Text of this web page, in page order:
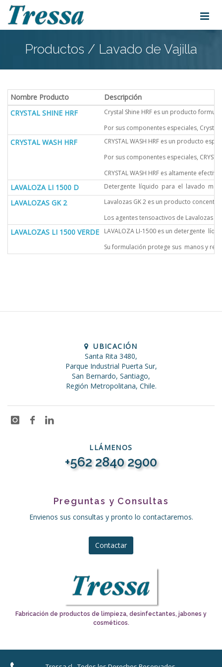
Productos / Lavado de Vajilla
Nombre Producto
Descripción
CRYSTAL SHINE HRF
Crystal Shine HRF es un producto
Por sus componentes especiales,
CRYSTAL WASH HRF
CRYSTAL WASH HRF es un producto
Por sus componentes especiales,
CRYSTAL WASH HRF es altamente
LAVALOZA LI 1500 D Detergente líquido para el lavado
LAVALOZAS GK 2
Lavalozas GK 2 es un producto
Los agentes tensoactivos de Lavalozas
LAVALOZAS LI 1500 VERDE
LAVALOZA LI-1500 es un detergente
Su formulación protege sus manos y
UBICACIÓN
Santa Rita 3480,
Parque Industrial Puerta Sur,
San Bernardo, Santiago,
Región Metropolitana, Chile.
LLÁMENOS
+562 2840 2900
Preguntas y Consultas
Envienos sus consultas y pronto lo contactaremos.
Contactar
Fabricación de productos de limpieza, desinfectantes, jabones y
cosméticos.